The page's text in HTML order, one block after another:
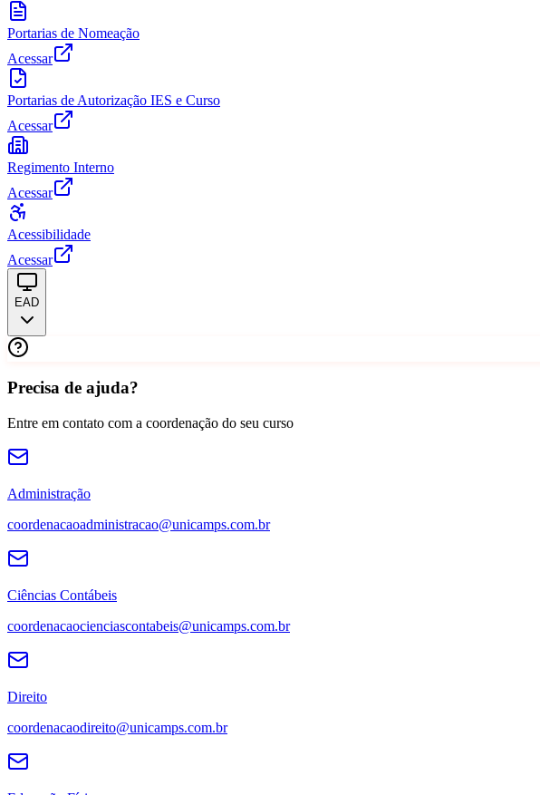
Portarias de Nomeação
Acessar
Portarias de Autorização IES e Curso
Acessar
Regimento Interno
Acessar
Acessibilidade
Acessar
EAD
Precisa de ajuda?
Entre em contato com a coordenação do seu curso
Administração
coordenacaoadministracao@unicamps.com.br
Ciências Contábeis
coordenacaocienciascontabeis@unicamps.com.br
Direito
coordenacaodireito@unicamps.com.br